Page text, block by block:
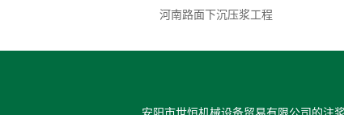
河南路面下沉压浆工程